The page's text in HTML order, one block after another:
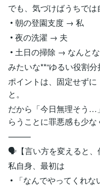
でも、気づけばうちでは
• 朝の登園支度 → 私
• 夜の洗濯 → 夫
• 土日の掃除 → なんと
みたいな**“ゆるい役割分
ポイントは、固定せず
と。
だから「今日無理そう…
らうことに罪悪感も少な
⸻
🗣【言い方を変えると、
私自身、最初は
• 「なんでやってくれな